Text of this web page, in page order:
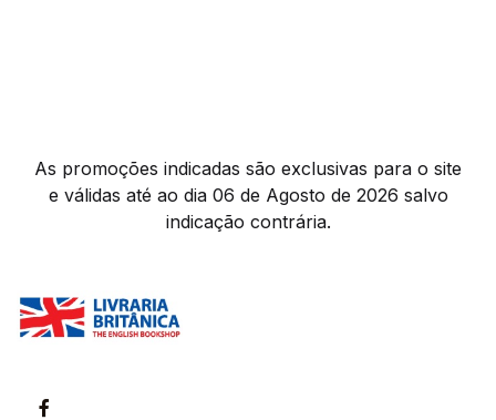
As promoções indicadas são exclusivas para o site
e válidas até ao dia 06 de Agosto de 2026 salvo
indicação contrária.